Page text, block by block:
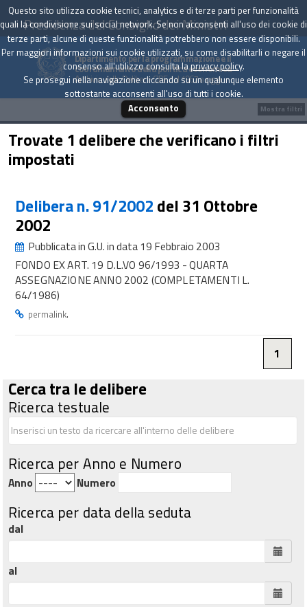
Presidenza del Consiglio dei Ministri
Dipartimento per la programmazione e il
coordinamento della politica economica
Archivio delle Delibere CIPE dal 1967 a oggi
Trovate 1 delibere che verificano i filtri
impostati
Delibera n. 91/2002 del 31 Ottobre
2002
Pubblicata in G.U. in data 19 Febbraio 2003
FONDO EX ART. 19 D.L.VO 96/1993 - QUARTA
ASSEGNAZIONE ANNO 2002 (COMPLETAMENTI L.
64/1986)
permalink.
1
Cerca tra le delibere
Ricerca testuale
Ricerca per Anno e Numero
Anno Numero
Ricerca per data della seduta
dal
al
Mostra filtri
Questo sito utilizza cookie tecnici, analytics e di terze parti per funzionalità
quali la condivisione sui social network. Se non acconsenti all'uso dei cookie di
terze parti, alcune di queste funzionalità potrebbero non essere disponibili.
Per maggiori informazioni sui cookie utilizzati, su come disabilitarli o negare il
consenso all'utilizzo consulta laprivacy policy.
Se prosegui nella navigazione cliccando su un qualunque elemento
sottostante acconsenti all'uso di tutti i cookie.
Acconsento